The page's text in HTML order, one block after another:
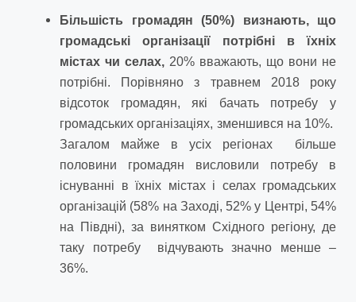
Більшість громадян (50%) визнають, що
громадські організації потрібні в їхніх
містах чи селах, 20% вважають, що вони не
потрібні. Порівняно з травнем 2018 року
відсоток громадян, які бачать потребу у
громадських організаціях, зменшився на 10%.
Загалом майже в усіх регіонах більше
половини громадян висловили потребу в
існуванні в їхніх містах і селах громадських
організацій (58% на Заході, 52% у Центрі, 54%
на Півдні), за винятком Східного регіону, де
таку потребу відчувають значно менше –
36%.